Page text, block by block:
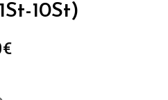
10St)
€Preisspanne: